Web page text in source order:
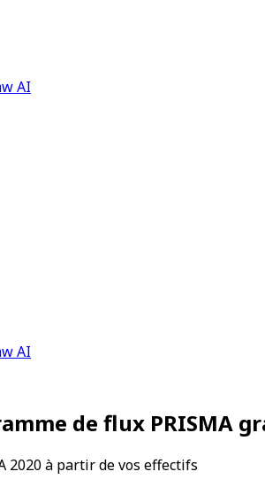
AI
AI
de flux PRISMA
2020 à partir de vos effectifs